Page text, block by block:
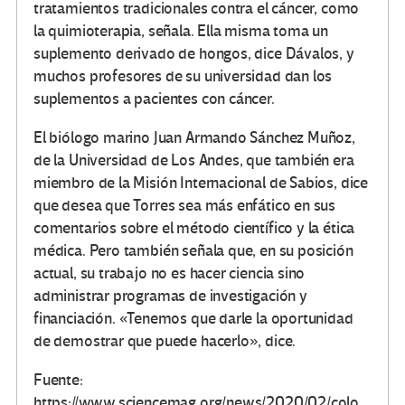
tratamientos tradicionales contra el cáncer, como
la quimioterapia, señala. Ella misma toma un
suplemento derivado de hongos, dice Dávalos, y
muchos profesores de su universidad dan los
suplementos a pacientes con cáncer.
El biólogo marino Juan Armando Sánchez Muñoz,
de la Universidad de Los Andes, que también era
miembro de la Misión Internacional de Sabios, dice
que desea que Torres sea más enfático en sus
comentarios sobre el método científico y la ética
médica. Pero también señala que, en su posición
actual, su trabajo no es hacer ciencia sino
administrar programas de investigación y
financiación. «Tenemos que darle la oportunidad
de demostrar que puede hacerlo», dice.
Fuente: